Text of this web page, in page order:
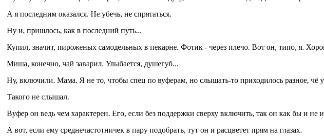
А я последним оказался. Не убечь, не спрятаться.
Ну и, пришлось, как в последний путь...
Купил, значит, пироженых самодельных в пекарне. Фотик - через плечо. Вот он, типо, я.
Миша, конечно, чай заварил. Улыбается, душегуб...
Ну, включили. Мама. Я не то, чтобы спец по вуферам, но слышать-то приходилось разное, чё
Такого не слышал.
Вуфер он ведь чем характерен. Его, если без поддержки сверху включить, так он как бы и не
А вот, если ему среднечастотничек в пару подобрать, тут он и расцветет прям на глазах.